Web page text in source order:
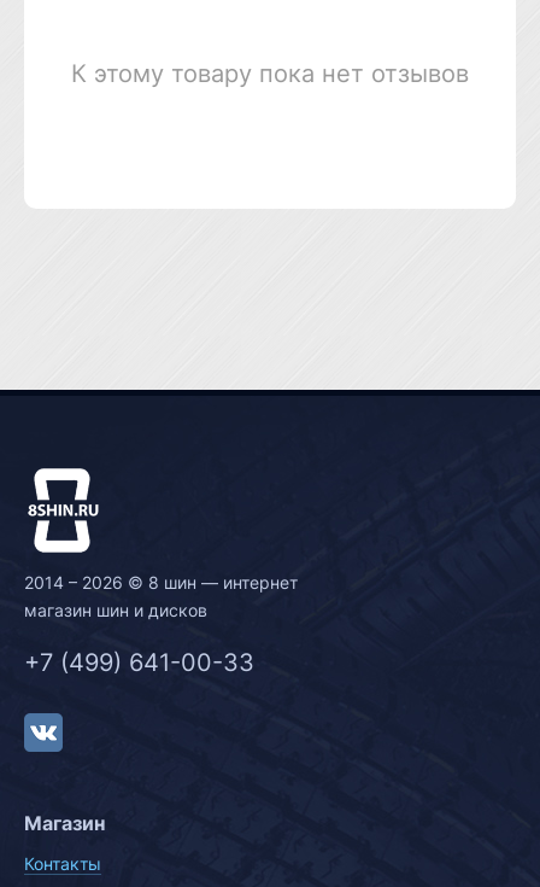
К этому товару пока нет отзывов
2014 – 2026 © 8 шин — интернет
магазин шин и дисков
+7 (499) 641-00-33
Магазин
Контакты